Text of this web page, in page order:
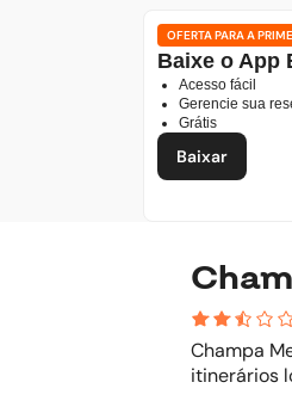
OFERTA PARA A
Baixe o App
Acesso fácil
Gerencie sua
Grátis
Baixar
Champa
itinerários